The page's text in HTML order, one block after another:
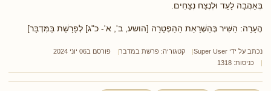
בְּאַהֲבָה לָעַד וּלְנֶצַח נְצָחִים.
הֶעָרָה: הַשִּׁיר בְּהַשְׁרָאַת הַהַפְטָרָה [הושע, ב', א'- כ"ג] לְפָרָשַׁת בַּמִּדְבָּר]
נכתב על ידי Super User קטגוריה: פרשת במדבר
פורסם ב06 יוני 2024
כניסות: 1318